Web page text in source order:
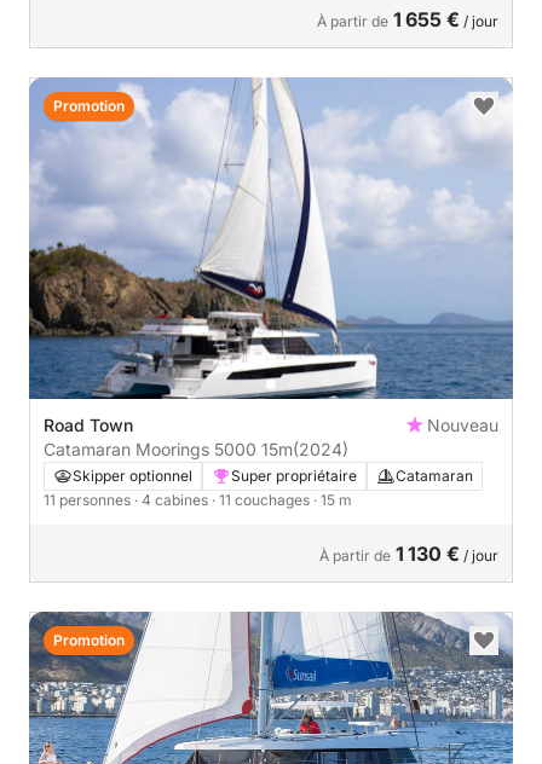
À partir de 1 655 € / jour
Road Town
Nouveau
Catamaran Moorings 5000 15m(2024)
Skipper optionnel Super propriétaire
Catamaran
11 personnes · 4 cabines · 11 couchages · 15 m
À partir de 1 130 € / jour
Promotion
Promotion